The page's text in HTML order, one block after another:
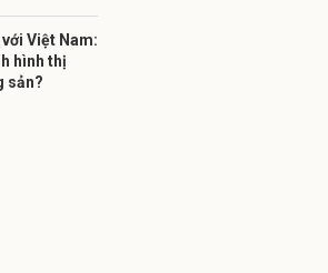
với Việt Nam:
hình thị
sản?